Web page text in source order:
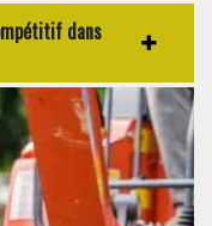
dans